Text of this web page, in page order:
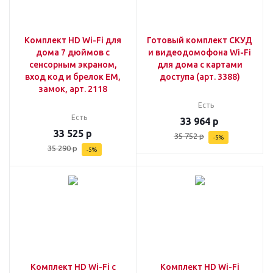
Комплект HD Wi-Fi для
дома 7 дюймов с
сенсорным экраном,
вход код и брелок EM,
замок, арт. 2118
Есть
33 525 р
35 290р -5%
Готовый комплект СКУД
и видеодомофона Wi-Fi
для дома с картами
доступа (арт. 3388)
Есть
33 964 р
35 752р -5%
Комплект HD Wi-Fi с
Комплект HD Wi-Fi